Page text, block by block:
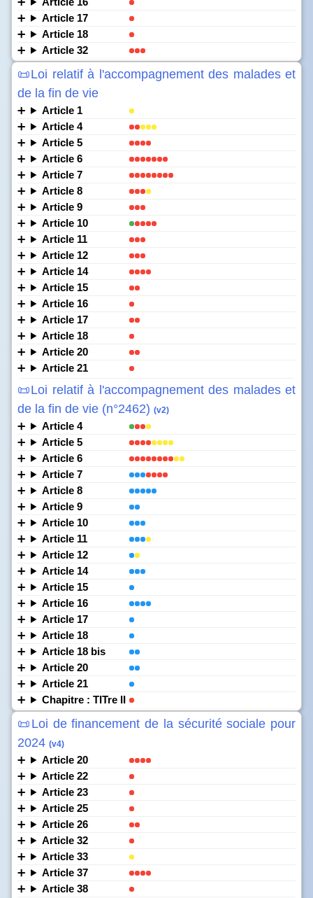
Article 17
Article 18
Article 32
📜Loi relatif à l'accompagnement des malades et
de la fin de vie
Article 1
Article 4
Article 5
Article 6
Article 7
Article 8
Article 9
Article 10
Article 11
Article 12
Article 14
Article 15
Article 16
Article 17
Article 18
Article 20
Article 21
📜Loi relatif à l'accompagnement des malades et
de la fin de vie (n°2462) (v2)
Article 4
Article 5
Article 6
Article 7
Article 8
Article 9
Article 10
Article 11
Article 12
Article 14
Article 15
Article 16
Article 17
Article 18
Article 18 bis
Article 20
Article 21
Chapitre : TITre II
📜Loi de financement de la sécurité sociale pour
2024 (v4)
Article 20
Article 22
Article 23
Article 25
Article 26
Article 32
Article 33
Article 37
Article 38